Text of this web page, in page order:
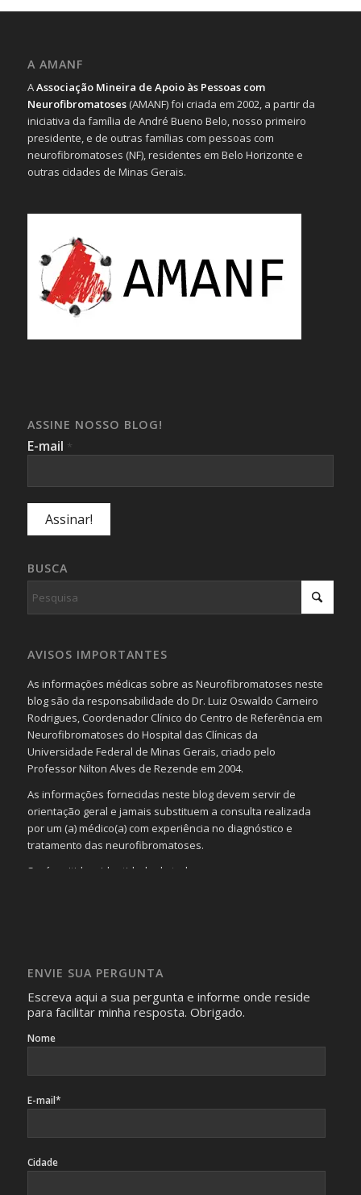
A AMANF
AAssociação Mineira de Apoio às Pessoas com
Neurofibromatoses(AMANF) foi criada em 2002, a partir da
iniciativa da família de André Bueno Belo, nosso primeiro
presidente, e de outras famílias com pessoas com
neurofibromatoses (NF), residentes em Belo Horizonte e
outras cidades de Minas Gerais.
ASSINE NOSSO BLOG!
E-mail *
BUSCA
AVISOS IMPORTANTES
As informações médicas sobre as Neurofibromatoses neste
blog são da responsabilidade do Dr. Luiz Oswaldo Carneiro
Rodrigues, Coordenador Clínico do Centro de Referência em
Neurofibromatoses do Hospital das Clínicas da
Universidade Federal de Minas Gerais, criado pelo
Professor Nilton Alves de Rezende em 2004.
As informações fornecidas neste blog devem servir de
orientação geral e jamais substituem a consulta realizada
por um (a) médico(a) com experiência no diagnóstico e
tratamento das neurofibromatoses.
Será omitida a identidade de todas as pessoas que
identificação da pessoa fotografada.
ENVIE SUA PERGUNTA
Escreva aqui a sua pergunta e informe onde reside
para facilitar minha resposta. Obrigado.
Nome
E-mail*
Cidade